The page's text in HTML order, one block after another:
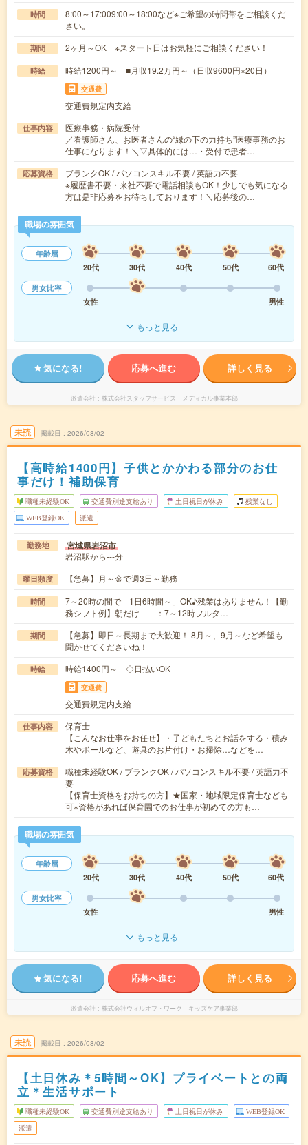
時間
8:00～17:009:00～18:00など※ご希望の時間帯をご相談くだ
さい。
期間 2ヶ月～OK ※スタート日はお気軽にご相談ください！
時給 時給1200円～ ■月収19.2万円～（日収9600円×20日）
交通費
交通費規定内支給
仕事内容
医療事務・病院受付
／看護師さん、お医者さんの“縁の下の力持ち”医療事務のお
仕事になります！＼▽具体的には…・受付で患者…
応募資格
ブランクOK / パソコンスキル不要 / 英語力不要
※履歴書不要・来社不要で電話相談もOK！少しでも気になる
方は是非応募をお待ちしております！＼応募後の…
職場の雰囲気
年齢層
20代
30代 40代 50代
60代
男女比率
女性
男性
もっと見る
気になる! 応募へ進む 詳しく見る
派遣会社 株式会社スタッフサービス メディカル事業本部
未読 掲載日 2026/08/02
【高時給1400円】子供とかかわる部分のお仕
事だけ！補助保育
職種未経験OK 交通費別途支給あり 土日祝日が休み 残業なし
WEB登録OK 派遣
勤務地 宮城県岩沼市
岩沼駅から---分
曜日頻度 【急募】月～金で週3日～勤務
時間
7～20時の間で「1日6時間～」OK♪残業はありません！【勤
務シフト例】朝だけ ：7～12時フルタ…
期間
【急募】即日～長期まで大歓迎！ 8月～、9月～など希望も
聞かせてくださいね！
時給 時給1400円～ ◇日払いOK
交通費
交通費規定内支給
仕事内容
保育士
【こんなお仕事をお任せ】・子どもたちとお話をする・積み
木やボールなど、遊具のお片付け・お掃除…などを…
応募資格
職種未経験OK / ブランクOK / パソコンスキル不要 / 英語力不
要
【保育士資格をお持ちの方】★国家・地域限定保育士なども
可※資格があれば保育園でのお仕事が初めての方も…
職場の雰囲気
年齢層
20代
30代 40代 50代
60代
男女比率
女性
男性
もっと見る
気になる! 応募へ進む 詳しく見る
派遣会社 株式会社ウィルオブ・ワーク キッズケア事業部
未読 掲載日 2026/08/02
【土日休み＊5時間～OK】プライベートとの両
立＊生活サポート
職種未経験OK 交通費別途支給あり 土日祝日が休み WEB登録OK
派遣